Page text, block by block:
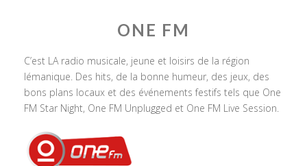
ONE FM
C’est LA radio musicale, jeune et loisirs de la région
lémanique. Des hits, de la bonne humeur, des jeux, des
bons plans locaux et des événements festifs tels que One
FM Star Night, One FM Unplugged et One FM Live Session.